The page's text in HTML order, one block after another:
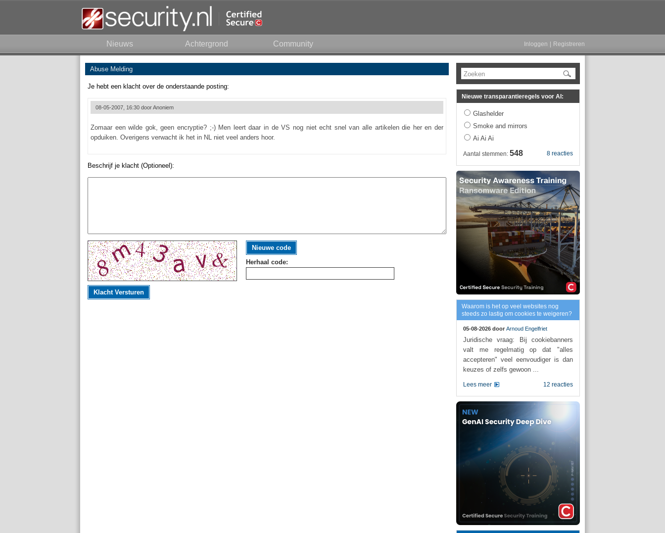
Nieuws Achtergrond Community Inloggen Registreren
Abuse Melding
Je hebt een klacht over de onderstaande posting:
08-05-2007, 16:30 doorAnoniem
Zomaar een wilde gok, geen encryptie? ;-) Men leert daar in de VS nog niet echt snel van alle artikelen die her en der
opduiken. Overigens verwacht ik het in NL niet veel anders hoor.
Beschrijf je klacht (Optioneel):
Nieuwe code
Herhaal code:
Klacht Versturen
Zoeken
Nieuwe transparantieregels voor AI:
Glashelder
Smoke and mirrors
Ai Ai Ai
8 reacties
Aantal stemmen: 548
Waarom is het op veel websites nog
steeds zo lastig om cookies te weigeren?
05-08-2026 door Arnoud Engelfriet
Juridische vraag: Bij cookiebanners
valt me regelmatig op dat "alles
accepteren" veel eenvoudiger is dan
keuzes of zelfs gewoon ...
12 reacties
Lees meer